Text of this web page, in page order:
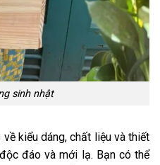
sinh nhật
kiểu dáng, chất liệu và thiết
đáo và mới lạ. Bạn có thể